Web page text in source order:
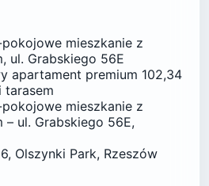
mieszkanie z
ul. Grabskiego 56E
apartament premium 102,34
tarasem
mieszkanie z
– ul. Grabskiego 56E,
Olszynki Park, Rzeszów